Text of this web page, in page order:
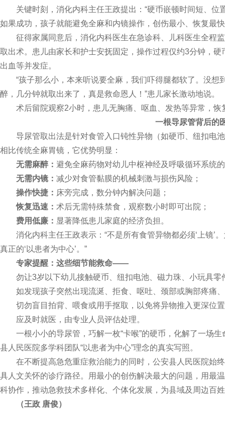
关键时刻，消化内科主任王政提出：“硬币嵌顿时间短、位
如果成功，孩子就能避免全麻和内镜操作，创伤最小、恢复最快
征得家属同意后，消化内科医生在急诊科、儿科医生全程
取出术。患儿由家长和护士安抚固定，操作过程仅约3分钟，
出血等并发症。
“孩子那么小，本来听说要全麻，我们吓得腿都软了。没想
醉，几分钟就取出来了，真是救命恩人！”患儿家长激动地说。
术后留院观察2小时，患儿无胸痛、呕血、发热等异常，恢
一根导尿管背后的
导尿管取出法是针对食管入口钝性异物（如硬币、纽扣电
相比传统全麻胃镜，它优势明显：
无需麻醉： 避免全麻药物对幼儿中枢神经及呼吸循环系统
无需内镜： 减少对食管黏膜的机械刺激与损伤风险；
操作快捷： 床旁完成，数分钟内解决问题；
恢复迅速： 术后无需特殊禁食，观察数小时即可出院；
费用低廉： 显著降低患儿家庭的经济负担。
消化内科主任王政表示：“不是所有食管异物都必须‘上镜’
真正的‘以患者为中心’。”
专家提醒：这些细节能救命——
勿让3岁以下幼儿接触硬币、纽扣电池、磁力珠、小玩具零
如发现孩子突然出现流涎、拒食、呕吐、颈部或胸部疼痛
切勿盲目拍背、喂食或用手抠取，以免将异物推入更深位
应及时就医，由专业人员评估处理。
一根小小的导尿管，巧解一枚“卡喉”的硬币，化解了一场生
县人民医院多学科团队“以患者为中心”理念的真实写照。
在不断提高急危重症救治能力的同时，公安县人民医院始
具人文关怀的诊疗路径。用最小的创伤解决最大的问题，用最
科协作，推动急救技术多样化、个体化发展，为县域及周边百
（王政 唐俊）